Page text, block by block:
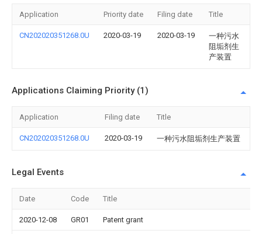
Application Priority date Filing date Title
CN202020351268.0U 2020-03-19 2020-03-19
一种污水
阻垢剂生
产装置
Applications Claiming Priority (1)
Application Filing date Title
CN202020351268.0U 2020-03-19 一种污水阻垢剂生产装置
Legal Events
Date Code Title
2020-12-08 GR01 Patent grant